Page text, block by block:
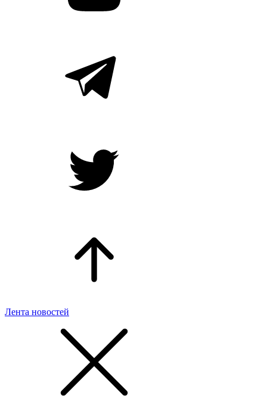
Лента новостей